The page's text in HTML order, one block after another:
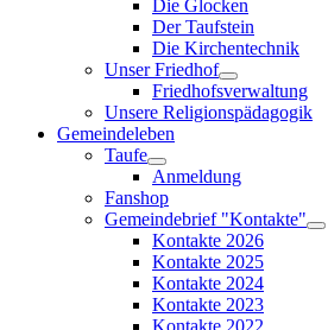
Die Glocken
Der Taufstein
Die Kirchentechnik
Unser Friedhof
Friedhofsverwaltung
Unsere Religionspädagogik
Gemeindeleben
Taufe
Anmeldung
Fanshop
Gemeindebrief "Kontakte"
Kontakte 2026
Kontakte 2025
Kontakte 2024
Kontakte 2023
Kontakte 2022